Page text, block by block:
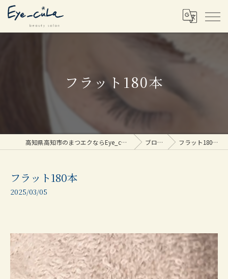
フラット180本
高知県高知市のまつエクならEye_cuLa ブログ フラット180本
フラット180本
2025/03/05